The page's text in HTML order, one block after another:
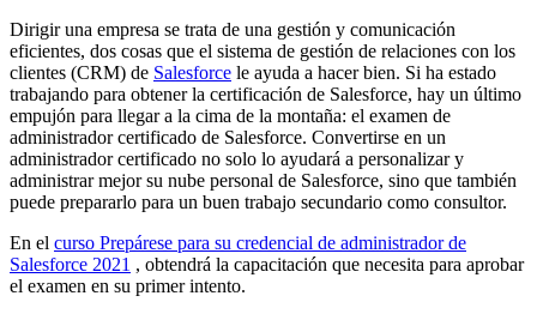
Dirigir una empresa se trata de una gestión y comunicación
eficientes, dos cosas que el sistema de gestión de relaciones con los
clientes (CRM) de Salesforce le ayuda a hacer bien. Si ha estado
trabajando para obtener la certificación de Salesforce, hay un último
empujón para llegar a la cima de la montaña: el examen de
administrador certificado de Salesforce. Convertirse en un
administrador certificado no solo lo ayudará a personalizar y
administrar mejor su nube personal de Salesforce, sino que también
puede prepararlo para un buen trabajo secundario como consultor.
En el curso Prepárese para su credencial de administrador de
Salesforce 2021 , obtendrá la capacitación que necesita para aprobar
el examen en su primer intento.